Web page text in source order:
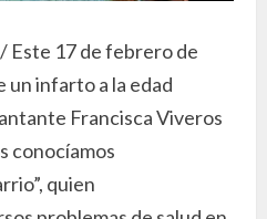
Este 17 de febrero de
un infarto a la edad
Francisca Viveros
conocíamos
quien